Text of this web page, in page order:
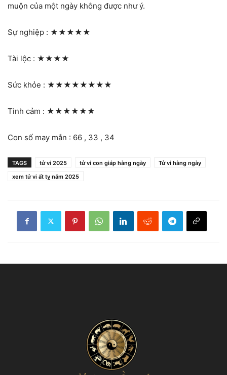
muộn của một ngày không được như ý.
Sự nghiệp : ★★★★★
Tài lộc : ★★★★
Sức khỏe : ★★★★★★★★
Tình cảm : ★★★★★★
Con số may mắn : 66 , 33 , 34
TAGS tử vi 2025 tử vi con giáp hàng ngày
Tử vi hàng ngày
xem tử vi ất tỵ năm 2025